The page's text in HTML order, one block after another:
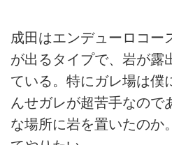
成田はエンデューロコー
が出るタイプで、岩が露
ている。特にガレ場は僕
んせガレが超苦手なので
な場所に岩を置いたのか